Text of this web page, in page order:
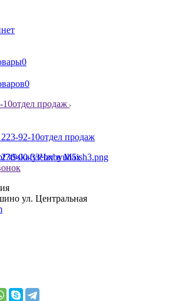
0
0
10отдел продаж
92-10отдел продаж
00-33Чат в Max
ул. Центральная